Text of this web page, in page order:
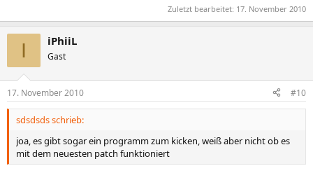
Zuletzt bearbeitet: 17. November 2010
I iPhiiL
Gast
17. November 2010 #10
sdsdsds schrieb:
joa, es gibt sogar ein programm zum kicken, weiß aber nicht ob es
mit dem neuesten patch funktioniert